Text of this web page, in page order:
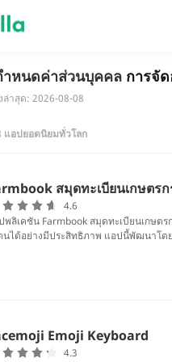
ำหนดค่าส่วนบุคคล การจั
ล่าสุด: 2026-08-08
แอปยอดนิยมทั่วโลก
สมุดทะเบียนเกษตร
4.6
พลิเคชัน Farmbook สมุดทะเบียนเกษต
นได้อย่างมีประสิทธิภาพ แอปนี้พัฒนาโด
Emoji Keyboard
4.3